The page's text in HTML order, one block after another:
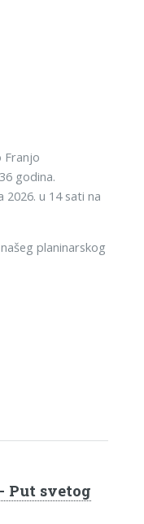
Franjo
godina.
u 14 sati na
planinarskog
Put svetog